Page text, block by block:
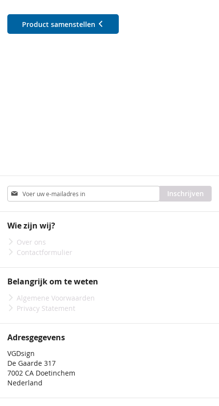
Product samenstellen
Abonneer
u
op
nieuwsbrief
Inschrijven
Wie zijn wij?
Over ons
Contactformulier
Belangrijk om te weten
Algemene Voorwaarden
Privacy Statement
Adresgegevens
VGDsign
De Gaarde 317
7002 CA Doetinchem
Nederland